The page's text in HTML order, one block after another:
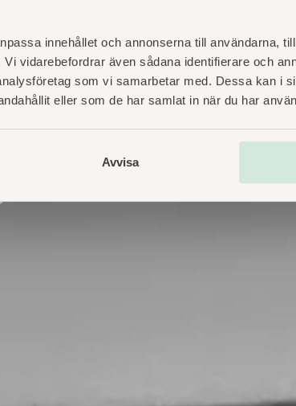
innehållet och annonserna till användarna,
vidarebefordrar även sådana identifierare och
som vi samarbetar med. Dessa kan i
eller som de har samlat in när du har
Avvisa